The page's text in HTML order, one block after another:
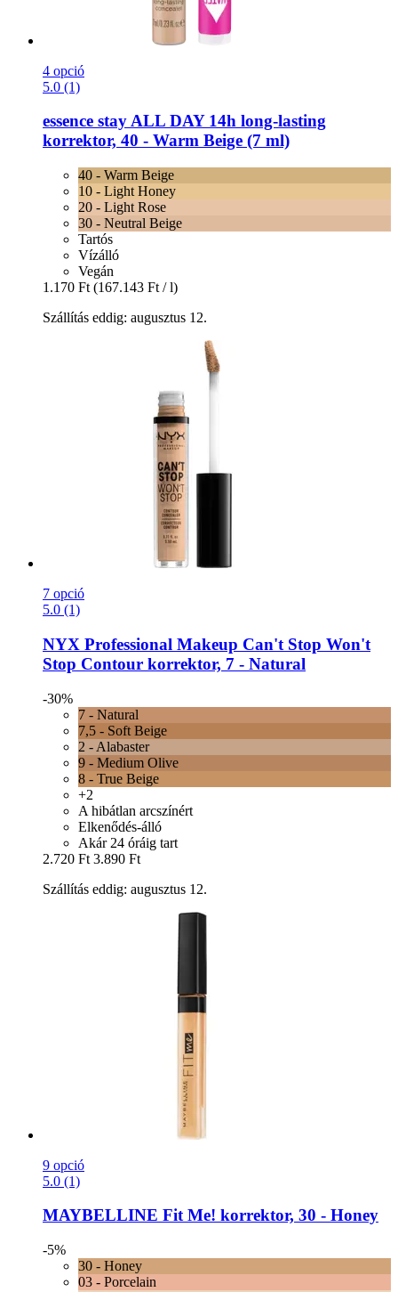
4 opció
5.0 (1)
essence stay ALL DAY 14h long-​lasting
korrektor, 40 -​ Warm Beige (7 ml)
40 - Warm Beige
10 - Light Honey
20 - Light Rose
30 - Neutral Beige
Tartós
Vízálló
Vegán
1.170 Ft (167.143 Ft / l)
Szállítás eddig: augusztus 12.
7 opció
5.0 (1)
NYX Professional Makeup Can't Stop Won't
Stop Contour korrektor, 7 -​ Natural
-30%
7 - Natural
7,5 - Soft Beige
2 - Alabaster
9 - Medium Olive
8 - True Beige
+2
A hibátlan arcszínért
Elkenődés-álló
Akár 24 óráig tart
2.720 Ft 3.890 Ft
Szállítás eddig: augusztus 12.
9 opció
5.0 (1)
MAYBELLINE Fit Me! korrektor, 30 -​ Honey
-5%
30 - Honey
03 - Porcelain